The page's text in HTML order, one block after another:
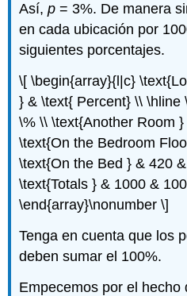
Así,p = 3%. De manera
en cada ubicación por
siguientes porcentajes.
\[ \begin{array}{l|c}
} & \text{ Percent} \\ \hline
\% \\ \text{Another Room
\text{On the Bedroom
\text{On the Bed } & 420
\text{Totals } & 1000 &
\end{array}\nonumber \]
Tenga en cuenta que los
deben sumar el 100%.
Empecemos por el hecho